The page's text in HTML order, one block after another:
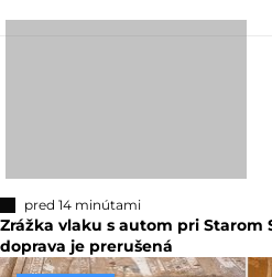
pred 14 minútami
Zrážka vlaku s autom pri Starom
doprava je prerušená